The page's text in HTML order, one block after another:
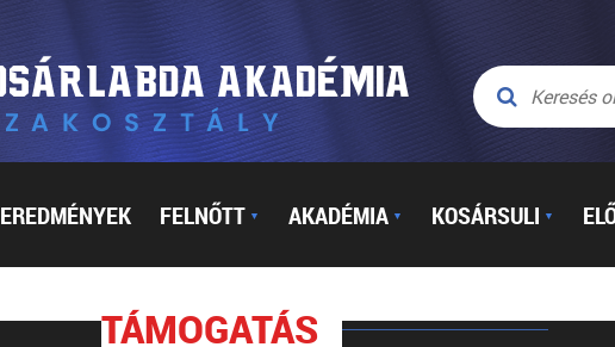
EREDMÉNYEK FELNŐTT ▼ AKADÉMIA ▼ KOSÁRSULI ▼
TÁMOGATÁS